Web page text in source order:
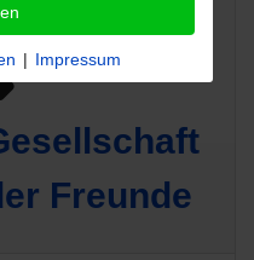
Freunde
| Impressum